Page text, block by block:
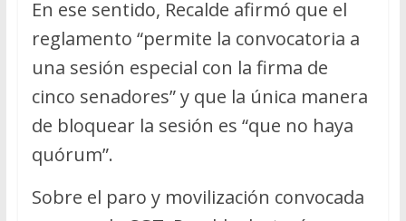
En ese sentido, Recalde afirmó que el
reglamento “permite la convocatoria a
una sesión especial con la firma de
cinco senadores” y que la única manera
de bloquear la sesión es “que no haya
quórum”.
Sobre el paro y movilización convocada